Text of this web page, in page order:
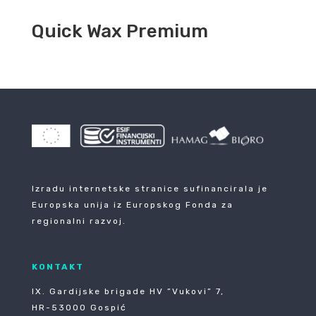
Quick Wax Premium
Izradu internetske stranice sufinancirala je
Europska unija iz Europskog Fonda za
regionalni razvoj.
KONTAKT
IX. Gardijske brigade HV ”Vukovi” 7,
HR-53000 Gospić